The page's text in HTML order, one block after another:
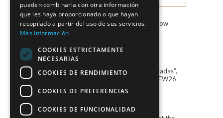
Marco & María Fashion Show
Marco&María debuts “Miradas”,
the 2027 collection, at BBFW26
24 April, 2026
pueden combinarla con otra información
que les haya proporcionado o que hayan
recopilado a partir del uso de sus servicios.
Más información
COOKIES ESTRICTAMENTE
NECESARIAS
COOKIES DE RENDIMIENTO
COOKIES DE PREFERENCIAS
COOKIES DE FUNCIONALIDAD